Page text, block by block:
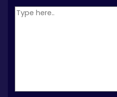
Type